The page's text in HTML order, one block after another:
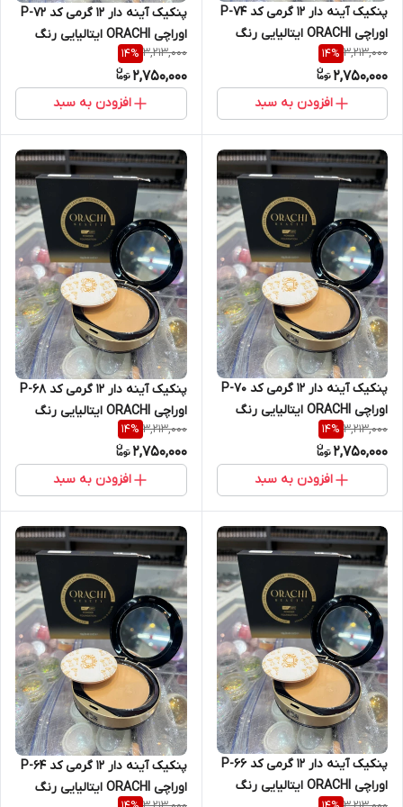
پنکیک آینه دار 12 گرمی کد P-74
اوراچی ORACHI ایتالیایی رنگ
DARK ROSE
3,213,000
14%
2,750,000
افزودن به سبد
پنکیک آینه دار 12 گرمی کد P-72
اوراچی ORACHI ایتالیایی رنگ
DARK BEIGE
3,213,000
14%
2,750,000
افزودن به سبد
پنکیک آینه دار 12 گرمی کد P-70
اوراچی ORACHI ایتالیایی رنگ
NATURAL ROSE
3,213,000
14%
2,750,000
افزودن به سبد
پنکیک آینه دار 12 گرمی کد P-68
اوراچی ORACHI ایتالیایی رنگ
NATURAL BEIGE
3,213,000
14%
2,750,000
افزودن به سبد
پنکیک آینه دار 12 گرمی کد P-66
اوراچی ORACHI ایتالیایی رنگ
پنکیک آینه دار 12 گرمی کد P-64
اوراچی ORACHI ایتالیایی رنگ